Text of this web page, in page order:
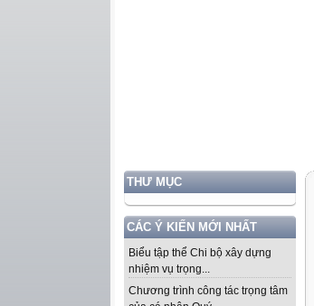
THƯ MỤC
CÁC Ý KIẾN MỚI NHẤT
Biểu tập thể Chi bộ xây dựng
nhiệm vụ trọng...
Chương trình công tác trọng tâm